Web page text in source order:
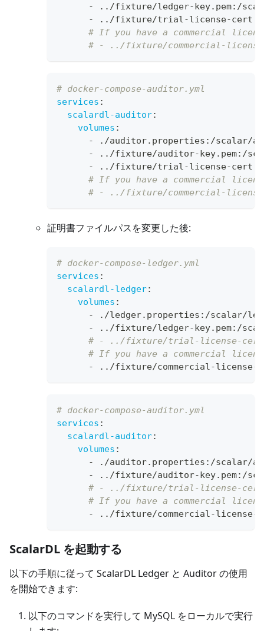
-
../fixture/ledger- key.pem: /
-
../fixture/trial-license-
# If you have a commercial
# - ../fixture/commercial-
# docker-compose-auditor.yml
services :
scalardl-auditor:
volumes :
-
./auditor.properties : /scalar/
-
../fixture/auditor- key.pem: /
-
../fixture/trial-license-
# If you have a commercial
# - ../fixture/commercial-
証明書ファイルパスを変更した後:
# docker-compose-ledger.yml
services :
scalardl-ledger:
volumes :
-
./ledger.properties : /scalar/
-
../fixture/ledger- key.pem: /
# - ../fixture/trial-license-
# If you have a commercial
-
../fixture/commercial-license-
# docker-compose-auditor.yml
services :
scalardl-auditor:
volumes :
-
./auditor.properties : /scalar/
-
../fixture/auditor- key.pem: /
# - ../fixture/trial-license-
# If you have a commercial
-
../fixture/commercial-license-
ScalarDL を起動する
以下の手順に従って ScalarDL Ledger と Auditor の使用
を開始できます:
以下のコマンドを実行して MySQL をローカルで実行